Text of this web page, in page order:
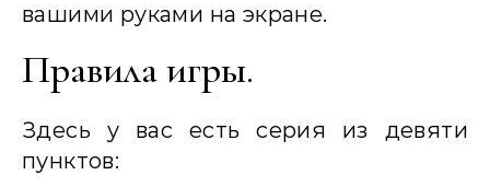
вашими руками на экране.
Правила игры.
Здесь у вас есть серия из девяти
пунктов: